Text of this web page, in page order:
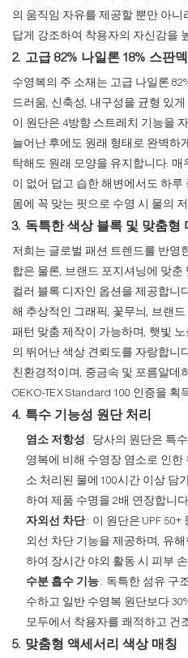
의 움직임 자유를 제공할 뿐만 아
답게 강조하여 착용자의 자신감을
2. 고급 82% 나일론 18% 스판
수영복의 주 소재는 고급 나일론
드러움, 신축성, 내구성을 균형 있
이 원단은 4방향 스트레치 기능을
늘어난 후에도 원래 형태로 완벽하
탁해도 원래 모양을 유지합니다.
이 없어 덥고 습한 해변에서도 하
몸에 꼭 맞는 핏으로 수영 시 물의
3. 독특한 색상 블록 및 맞춤형
저희는 글로벌 패션 트렌드를 반영
합은 물론, 브랜드 포지셔닝에 맞
컬러 블록 디자인 옵션을 제공합니
해 추상적인 그래픽, 꽃무늬, 브랜
패턴 맞춤 제작이 가능하며, 햇빛
의 뛰어난 색상 견뢰도를 자랑합니
친환경적이며, 중금속 및 포름알데
OEKO-TEX Standard 100 인증을 획
4. 특수 기능성 원단 처리
염소 저항성 : 당사의 원단은 특
영복에 비해 수영장 염소로 인한
소 처리된 물에 100시간 이상 담
하여 제품 수명을 2배 연장합니
자외선 차단: 이 원단은 UPF
외선 차단 기능을 제공하며, 유해
하여 장시간 야외 활동 시 피부
수분 흡수 기능: 독특한 섬유 구
수하고 일반 수영복 원단보다
모두에서 착용자를 쾌적하고 건
5. 맞춤형 액세서리 색상 매칭